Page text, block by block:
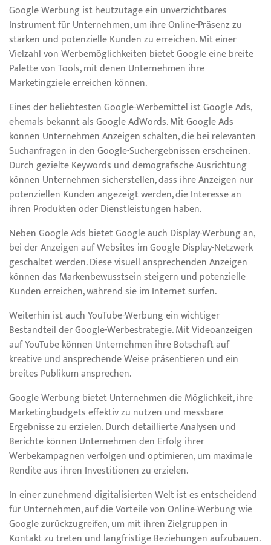
Google Werbung ist heutzutage ein unverzichtbares
Instrument für Unternehmen, um ihre Online-Präsenz zu
stärken und potenzielle Kunden zu erreichen. Mit einer
Vielzahl von Werbemöglichkeiten bietet Google eine breite
Palette von Tools, mit denen Unternehmen ihre
Marketingziele erreichen können.
Eines der beliebtesten Google-Werbemittel ist Google Ads,
ehemals bekannt als Google AdWords. Mit Google Ads
können Unternehmen Anzeigen schalten, die bei relevanten
Suchanfragen in den Google-Suchergebnissen erscheinen.
Durch gezielte Keywords und demografische Ausrichtung
können Unternehmen sicherstellen, dass ihre Anzeigen nur
potenziellen Kunden angezeigt werden, die Interesse an
ihren Produkten oder Dienstleistungen haben.
Neben Google Ads bietet Google auch Display-Werbung an,
bei der Anzeigen auf Websites im Google Display-Netzwerk
geschaltet werden. Diese visuell ansprechenden Anzeigen
können das Markenbewusstsein steigern und potenzielle
Kunden erreichen, während sie im Internet surfen.
Weiterhin ist auch YouTube-Werbung ein wichtiger
Bestandteil der Google-Werbestrategie. Mit Videoanzeigen
auf YouTube können Unternehmen ihre Botschaft auf
kreative und ansprechende Weise präsentieren und ein
breites Publikum ansprechen.
Google Werbung bietet Unternehmen die Möglichkeit, ihre
Marketingbudgets effektiv zu nutzen und messbare
Ergebnisse zu erzielen. Durch detaillierte Analysen und
Berichte können Unternehmen den Erfolg ihrer
Werbekampagnen verfolgen und optimieren, um maximale
Rendite aus ihren Investitionen zu erzielen.
In einer zunehmend digitalisierten Welt ist es entscheidend
für Unternehmen, auf die Vorteile von Online-Werbung wie
Google zurückzugreifen, um mit ihren Zielgruppen in
Kontakt zu treten und langfristige Beziehungen aufzubauen.